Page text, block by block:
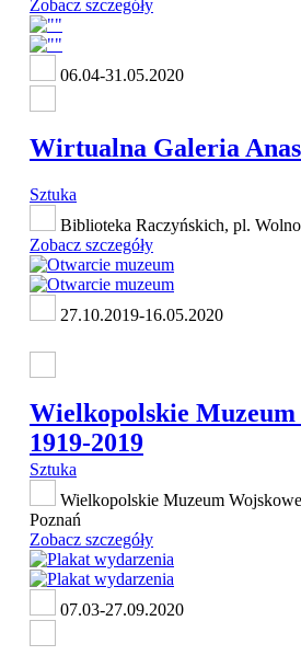
Zobacz szczegóły
06.04-31.05.2020
Wirtualna Galeria
Sztuka
Biblioteka Raczyńskich, pl.
Zobacz szczegóły
27.10.2019-16.05.2020
Wielkopolskie Muzeum
1919-2019
Sztuka
Wielkopolskie Muzeum
Poznań
Zobacz szczegóły
07.03-27.09.2020